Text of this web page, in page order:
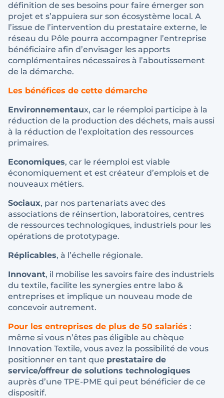
définition de ses besoins pour faire émerger son
projet et s’appuiera sur son écosystème local. A
l’issue de l’intervention du prestataire externe, le
réseau du Pôle pourra accompagner l’entreprise
bénéficiaire afin d’envisager les apports
complémentaires nécessaires à l’aboutissement
de la démarche.
Les bénéfices de cette démarche
Environnementaux, car le réemploi participe à la
réduction de la production des déchets, mais aussi
à la réduction de l’exploitation des ressources
primaires.
Economiques, car le réemploi est viable
économiquement et est créateur d’emplois et de
nouveaux métiers.
Sociaux, par nos partenariats avec des
associations de réinsertion, laboratoires, centres
de ressources technologiques, industriels pour les
opérations de prototypage.
Réplicables, à l’échelle régionale.
Innovant, il mobilise les savoirs faire des industriels
du textile, facilite les synergies entre labo &
entreprises et implique un nouveau mode de
concevoir autrement.
Pour les entreprises de plus de 50 salariés :
même si vous n’êtes pas éligible au chèque
Innovation Textile, vous avez la possibilité de vous
positionner en tant que prestataire de
service/offreur de solutions technologiques
auprès d’une TPE-PME qui peut bénéficier de ce
dispositif.